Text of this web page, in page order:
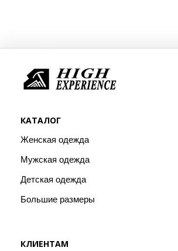
КАТАЛОГ
Женская одежда
Мужская одежда
Детская одежда
Большие размеры
КЛИЕНТАМ